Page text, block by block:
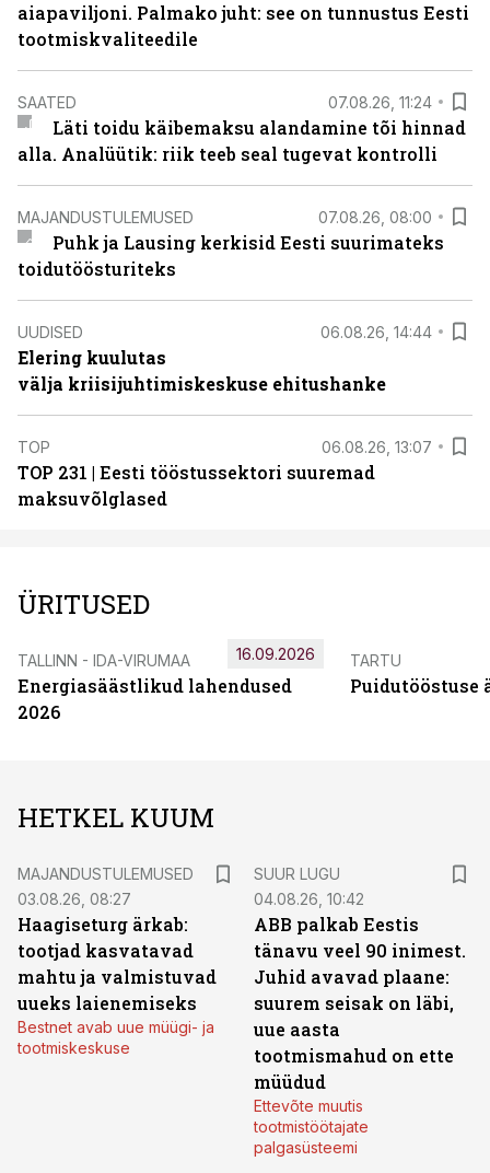
aiapaviljoni. Palmako juht: see on tunnustus Eesti
tootmiskvaliteedile
SAATED 07.08.26, 11:24
Läti toidu käibemaksu alandamine tõi hinnad
alla. Analüütik: riik teeb seal tugevat kontrolli
MAJANDUSTULEMUSED 07.08.26, 08:00
Puhk ja Lausing kerkisid Eesti suurimateks
toidutöösturiteks
UUDISED 06.08.26, 14:44
Elering kuulutas
välja kriisijuhtimiskeskuse ehitushanke
TOP 06.08.26, 13:07
TOP 231 | Eesti tööstussektori suuremad
maksuvõlglased
ÜRITUSED
TALLINN - IDA-VIRUMAA
Energiasäästlikud lahendused
2026
16.09.2026 TARTU
Puidutööstuse
HETKEL KUUM
MAJANDUSTULEMUSED
03.08.26, 08:27
Haagiseturg ärkab:
tootjad kasvatavad
mahtu ja valmistuvad
uueks laienemiseks
Bestnet avab uue müügi- ja
tootmiskeskuse
SUUR LUGU
04.08.26, 10:42
ABB palkab Eestis
tänavu veel 90 inimest.
Juhid avavad plaane:
suurem seisak on läbi,
uue aasta
tootmismahud on ette
müüdud
Ettevõte muutis
tootmistöötajate
palgasüsteemi